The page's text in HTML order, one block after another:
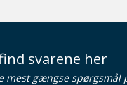
svarene her
mest gængse spørgsmål